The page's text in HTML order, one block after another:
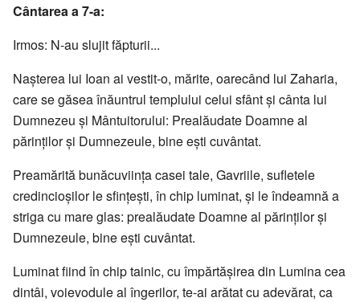
Cântarea a 7-a:
Irmos: N-au slujit făpturii...
Naşterea lui Ioan ai vestit-o, mărite, oarecând lui Zaharia,
care se găsea înăuntrul templului celui sfânt şi cânta lui
Dumnezeu şi Mântuitorului: Prealăudate Doamne al
părinţilor şi Dumnezeule, bine eşti cuvântat.
Preamărită bunăcuviinţa casei tale, Gavriile, sufletele
credincioşilor le sfinţeşti, în chip luminat, şi le îndeamnă a
striga cu mare glas: prealăudate Doamne al părinţilor şi
Dumnezeule, bine eşti cuvântat.
Luminat fiind în chip tainic, cu împărtăşirea din Lumina cea
dintâi, voievodule al îngerilor, te-ai arătat cu adevărat, ca